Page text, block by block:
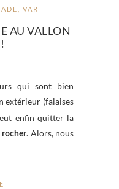
VAR
AU VALLON
qui sont bien
extérieur (falaises
enfin quitter la
rocher. Alors, nous